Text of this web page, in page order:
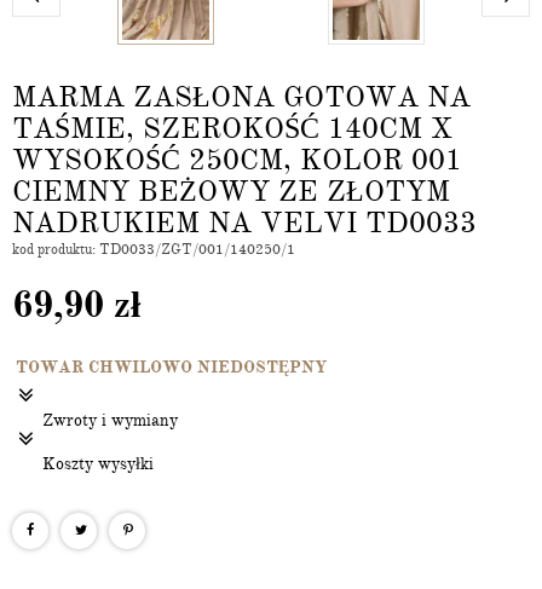
MARMA ZASŁONA GOTOWA NA
TAŚMIE, SZEROKOŚĆ 140CM X
WYSOKOŚĆ 250CM, KOLOR 001
CIEMNY BEŻOWY ZE ZŁOTYM
NADRUKIEM NA VELVI TD0033
kod produktu: TD0033/ZGT/001/140250/1
69,90 zł
TOWAR CHWILOWO NIEDOSTĘPNY
Zwroty i wymiany
Koszty wysyłki